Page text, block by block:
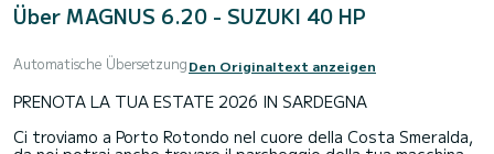
Über MAGNUS 6.20 - SUZUKI 40 HP
Automatische ÜbersetzungDen Originaltext anzeigen
PRENOTA LA TUA ESTATE 2026 IN SARDEGNA
Ci troviamo a Porto Rotondo nel cuore della Costa Smeralda,